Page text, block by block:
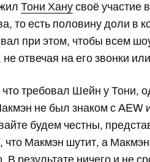
Тони Хану своё участие
то есть половину доли в
при этом, чтобы всем
отвечая на его звонки
требовал Шейн у Тони,
не был знаком с AEW
будем честны,
что Макмэн шутит, а Макмэн
результате ничего и не